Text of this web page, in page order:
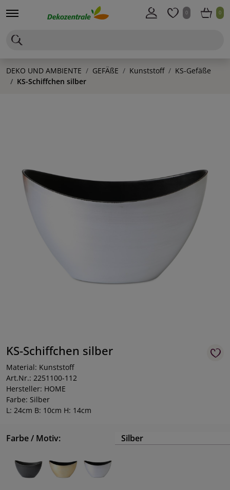
0 0
DEKO UND AMBIENTE GEFÄßE Kunststoff
KS-Gefäße
KS-Schiffchen silber
KS-Schiffchen silber
Material: Kunststoff
Art.Nr.: 2251100-112
Hersteller: HOME
Farbe: Silber
L: 24cm B: 10cm H: 14cm
Farbe / Motiv: Silber